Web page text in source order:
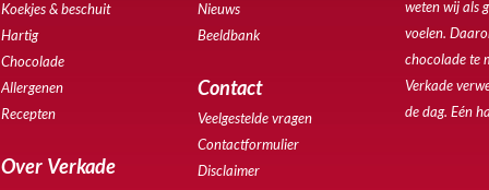
Koekjes & beschuit
Hartig
Chocolade
Allergenen
Recepten
Over Verkade
Nieuws
Beeldbank
Contact
Veelgestelde vragen
Contactformulier
Disclaimer
weten wij als
voelen.
chocolade te
Verkade
de dag. Eén